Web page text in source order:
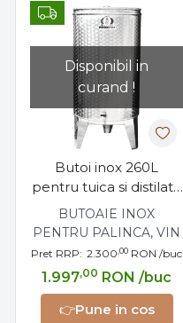
Disponibil in
curand !
Butoi inox 260L
pentru tuica si distilate
cu dop filetat
BUTOAIE INOX
PENTRU PALINCA, VIN
Pret RRP: 2.300,00 RON /buc
1.997,00 RON /buc
👉Pune in cos